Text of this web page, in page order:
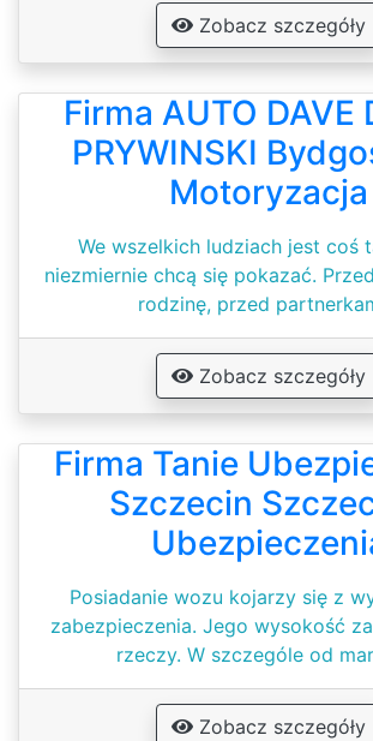
Zobacz szczegóły
Firma AUTO DAVE
PRYWINSKI
Motoryzacja
We wszelkich ludziach jest coś
niezmiernie chcą się pokazać.
rodzinę, przed
Zobacz szczegóły
Firma Tanie
Szczecin
Posiadanie wozu kojarzy się z
zabezpieczenia. Jego wysokość
rzeczy. W szczególe od
Zobacz szczegóły